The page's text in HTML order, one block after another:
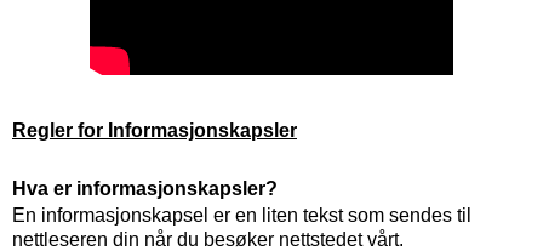
Regler for Informasjonskapsler
Hva er informasjonskapsler?
En informasjonskapsel er en liten tekst som sendes til
nettleseren din når du besøker nettstedet vårt.